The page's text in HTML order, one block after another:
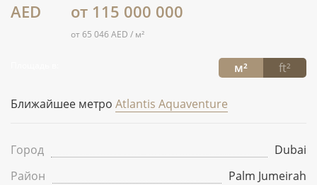
AED от 115 000 000
от 65 046 AED / м²
м² ft²
Ближайшее метро Atlantis Aquaventure
Город
Dubai
Район
Palm Jumeirah